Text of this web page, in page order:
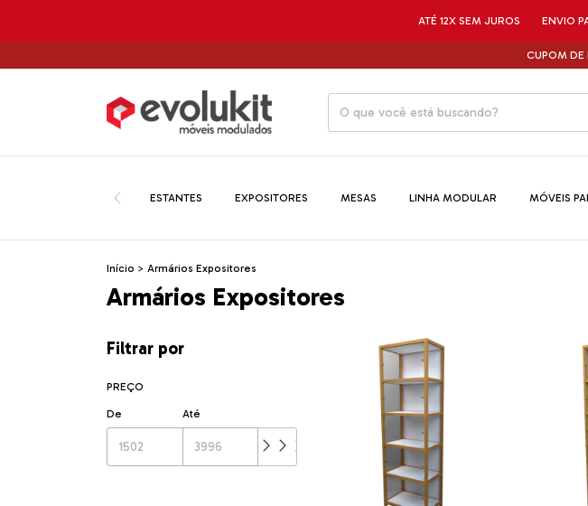
ATÉ 12X SEM JUROS ENVIO PARA TODO
CUPOM DE
ESTANTES EXPOSITORES MESAS LINHA MODULAR MÓVEIS
Início > Armários Expositores
Armários Expositores
Filtrar por
PREÇO
De Até